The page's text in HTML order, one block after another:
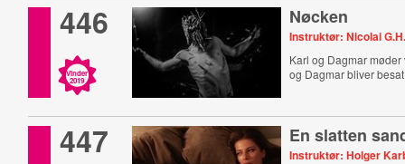
446
Vinder
2019
Nøcken
Instruktør: Nicolai
Karl og Dagmar
og Dagmar bliver
447 En slatten
Instruktør: Holger